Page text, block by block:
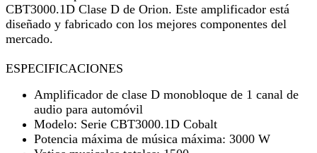
CBT3000.1D Clase D de Orion. Este amplificador está
diseñado y fabricado con los mejores componentes del
mercado.
ESPECIFICACIONES
Amplificador de clase D monobloque de 1 canal de
audio para automóvil
Modelo: Serie CBT3000.1D Cobalt
Potencia máxima de música máxima: 3000 W